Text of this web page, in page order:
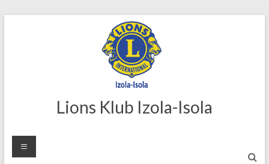
Lions Klub Izola-Isola